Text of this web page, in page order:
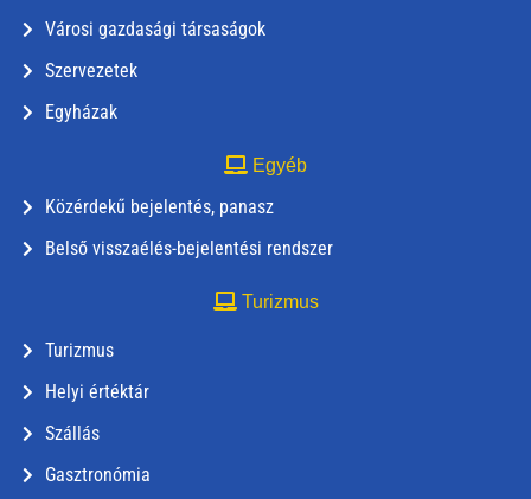
Városi gazdasági társaságok
Szervezetek
Egyházak
Egyéb
Közérdekű bejelentés, panasz
Belső visszaélés-bejelentési rendszer
Turizmus
Turizmus
Helyi értéktár
Szállás
Gasztronómia